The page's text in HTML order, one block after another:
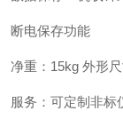
断电保存功能
净重：15kg 外形
服务：可定制非标